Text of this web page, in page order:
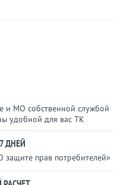
и МО собственной службой
удобной для вас ТК
ДНЕЙ
защите прав потребителей»